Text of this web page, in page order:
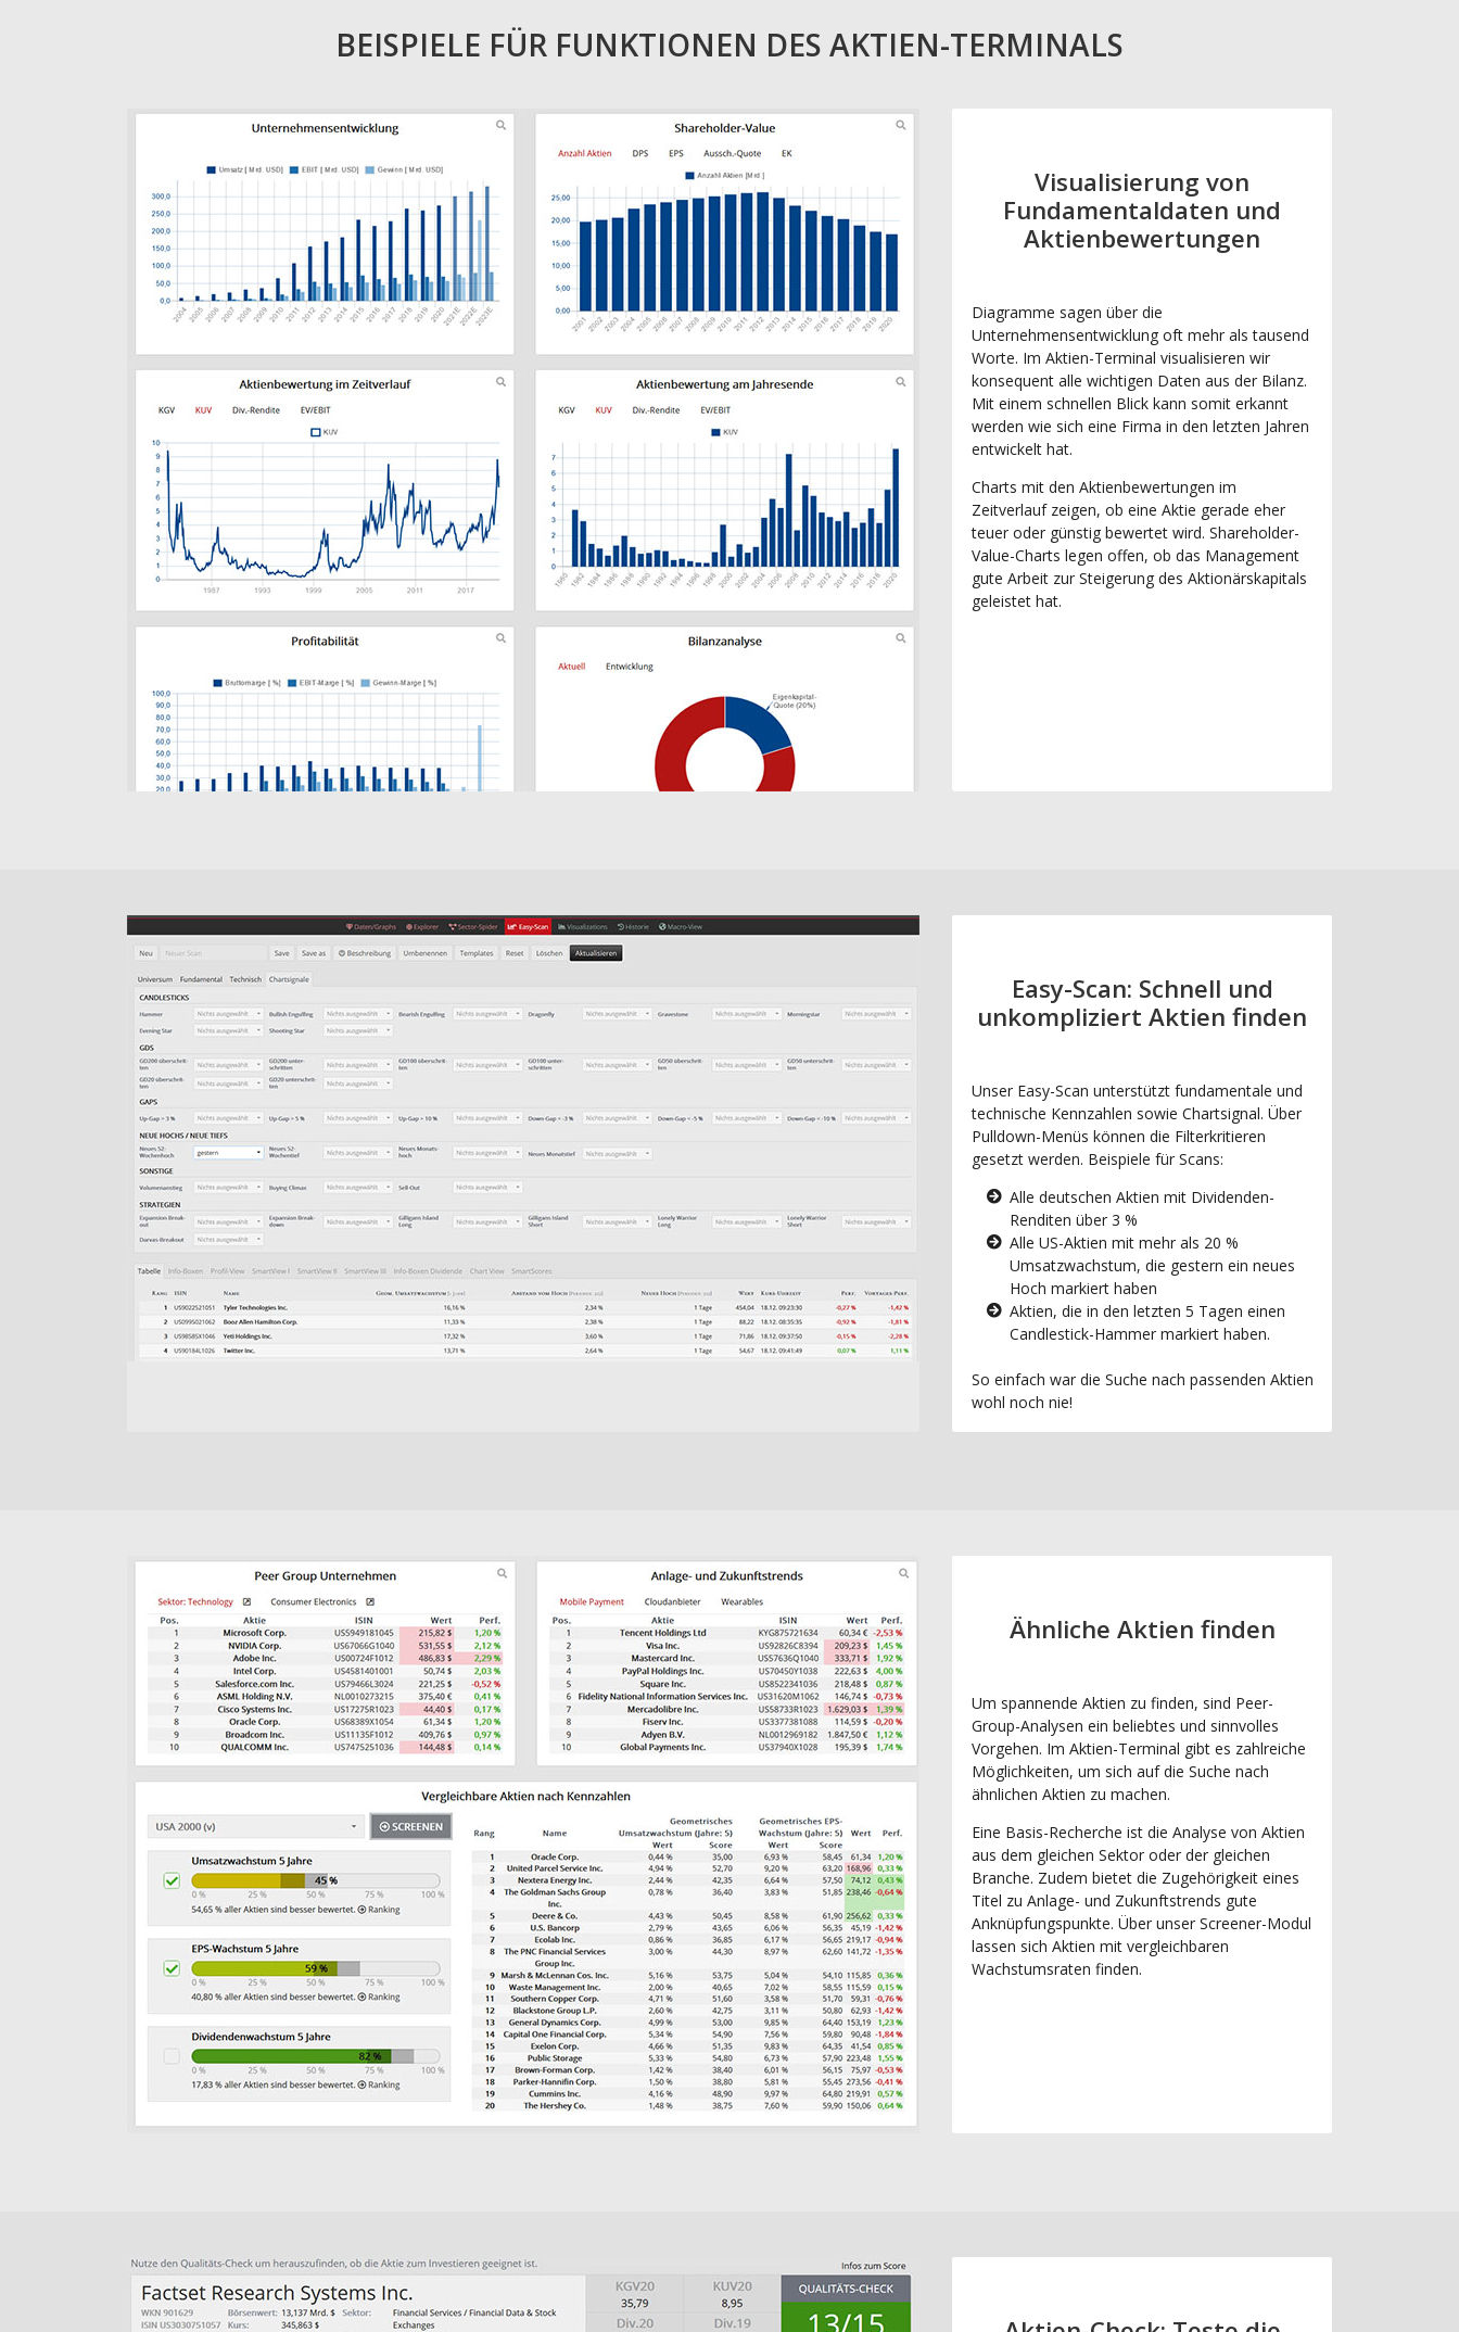
BEISPIELE FÜR FUNKTIONEN DES AKTIEN-TERMINALS
Visualisierung von
Fundamentaldaten und
Aktienbewertungen
Diagramme sagen über die
Unternehmensentwicklung oft mehr als tausend
Worte. Im Aktien-Terminal visualisieren wir
konsequent alle wichtigen Daten aus der Bilanz.
Mit einem schnellen Blick kann somit erkannt
werden wie sich eine Firma in den letzten Jahren
entwickelt hat.
Charts mit den Aktienbewertungen im
Zeitverlauf zeigen, ob eine Aktie gerade eher
teuer oder günstig bewertet wird. Shareholder-
Value-Charts legen offen, ob das Management
gute Arbeit zur Steigerung des Aktionärskapitals
geleistet hat.
Easy-Scan: Schnell und
unkompliziert Aktien finden
Unser Easy-Scan unterstützt fundamentale und
technische Kennzahlen sowie Chartsignal. Über
Pulldown-Menüs können die Filterkritieren
gesetzt werden. Beispiele für Scans:
Alle deutschen Aktien mit Dividenden-
Renditen über 3 %
Alle US-Aktien mit mehr als 20 %
Umsatzwachstum, die gestern ein neues
Hoch markiert haben
Aktien, die in den letzten 5 Tagen einen
Candlestick-Hammer markiert haben.
So einfach war die Suche nach passenden Aktien
wohl noch nie!
Ähnliche Aktien finden
Um spannende Aktien zu finden, sind Peer-
Group-Analysen ein beliebtes und sinnvolles
Vorgehen. Im Aktien-Terminal gibt es zahlreiche
Möglichkeiten, um sich auf die Suche nach
ähnlichen Aktien zu machen.
Eine Basis-Recherche ist die Analyse von Aktien
aus dem gleichen Sektor oder der gleichen
Branche. Zudem bietet die Zugehörigkeit eines
Titel zu Anlage- und Zukunftstrends gute
Anknüpfungspunkte. Über unser Screener-Modul
lassen sich Aktien mit vergleichbaren
Wachstumsraten finden.